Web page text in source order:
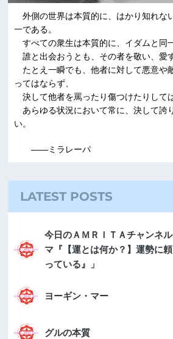
外側の世界は本質的に、はかり知れな
一である。
すべての衆生は本質的に、イダムと同
誰と出会おうとも、その者を敬い、愛
たとえ一瞬でも、他者に対して悪意や
ってはならず、
決して他者を罵ったり傷つけたりして
あらゆる状況において常に、決して誇
い。
――ミラレーパ
LATEST POSTS
今日のＡＭＲＩＴＡチャンネ
マ『【運とは何か？】運勢に
っている』」
ヨーギン・マー
グルの本質